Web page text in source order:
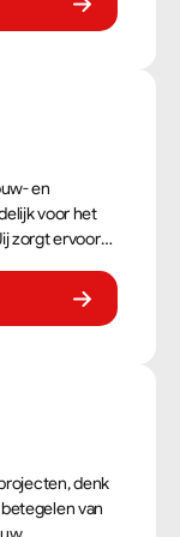
en
voor het
zorgt ervoor
en
denk
van